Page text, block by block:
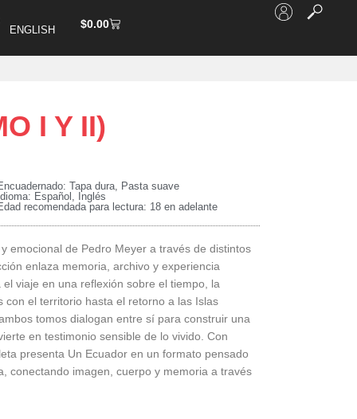
ENGLISH $0.00
I Y II)
Tapa dura, Pasta suave
Español, Inglés
recomendada para lectura: 18 en adelante
emocional de Pedro Meyer a través de distintos
enlaza memoria, archivo y experiencia
viaje en una reflexión sobre el tiempo, la
el territorio hasta el retorno a las Islas
tomos dialogan entre sí para construir una
en testimonio sensible de lo vivido. Con
presenta Un Ecuador en un formato pensado
conectando imagen, cuerpo y memoria a través